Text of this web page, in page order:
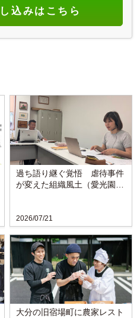
込みはこちら
2026/07/21
過ち語り継ぐ覚悟 虐待事件
が変えた組織風土（愛光園・
大分の旧宿場町に農家レスト